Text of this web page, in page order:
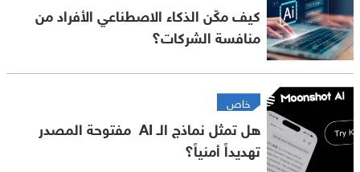
كيف مكّن الذكاء الاصطناعي الأفراد من
منافسة الشركات؟
خاص
هل تمثل نماذج الـ AI مفتوحة المصدر
تهديداً أمنياً؟